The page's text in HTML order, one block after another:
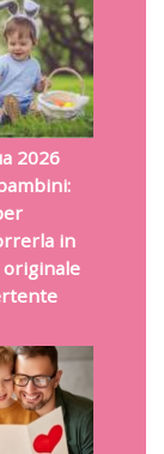
2026
in
originale